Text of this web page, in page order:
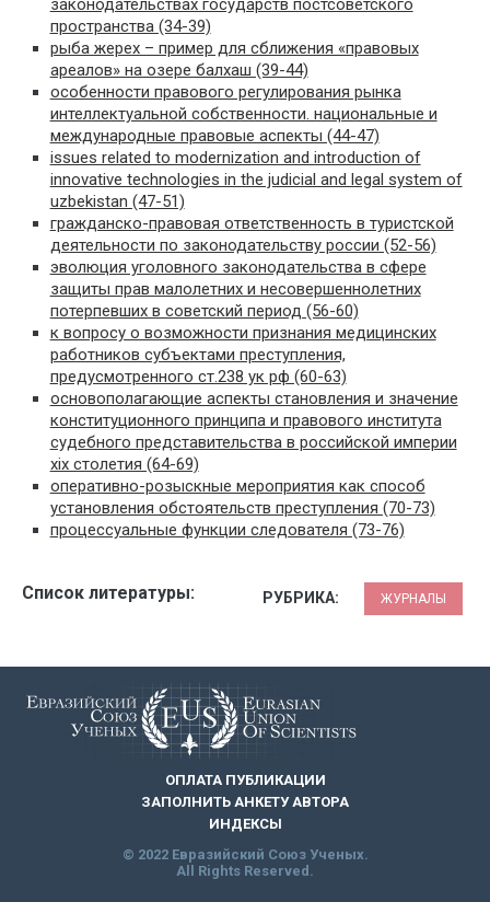
пространства (34-39)
рыба жерех – пример для сближения «правовых
ареалов» на озере балхаш (39-44)
особенности правового регулирования рынка
интеллектуальной собственности. национальные и
международные правовые аспекты (44-47)
issues related to modernization and introduction of
innovative technologies in the judicial and legal system of
uzbekistan (47-51)
гражданско-правовая ответственность в туристской
деятельности по законодательству россии (52-56)
эволюция уголовного законодательства в сфере
защиты прав малолетних и несовершеннолетних
потерпевших в советский период (56-60)
к вопросу о возможности признания медицинских
работников субъектами преступления,
предусмотренного ст.238 ук рф (60-63)
основополагающие аспекты становления и значение
конституционного принципа и правового института
судебного представительства в российской империи
xix столетия (64-69)
оперативно-розыскные мероприятия как способ
установления обстоятельств преступления (70-73)
процессуальные функции следователя (73-76)
Список литературы: РУБРИКА: ЖУРНАЛЫ
ОПЛАТА ПУБЛИКАЦИИ
ЗАПОЛНИТЬ АНКЕТУ АВТОРА
ИНДЕКСЫ
© 2022 Евразийский Союз Ученых.
All Rights Reserved.